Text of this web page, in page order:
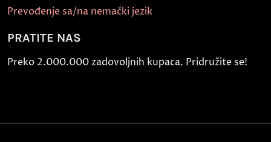
Prevođenje sa/na nemački jezik
PRATITE NAS
Preko 2.000.000 zadovoljnih kupaca. Pridružite se!